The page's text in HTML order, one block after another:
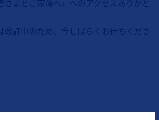
さまとご家族へ」へのアクセスありがと
改訂中のため、今しばらくお待ちくださ